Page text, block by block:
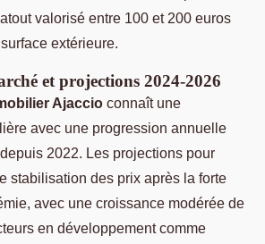
valorisé entre 100 et 200 euros
extérieure.
et projections 2024-2026
Ajaccio connaît une
avec une progression annuelle
2022. Les projections pour
stabilisation des prix après la forte
avec une croissance modérée de
en développement comme